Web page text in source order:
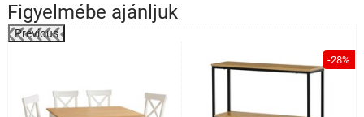
Figyelmébe ajánljuk
Previous
-28%